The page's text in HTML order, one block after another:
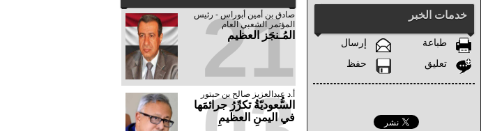
خدمات الخبر
طباعة
إرسال
تعليق
حفظ
صادق‮ ‬بن‮ ‬أمين‮ ‬أبوراس - رئيس‮
‬المؤتمر‮ ‬الشعبي‮ ‬العام
المُـنجَز العظيم
21
أ.د عبدالعزيز صالح بن حبتور
السُّعوديّةُ تكرِّرُ جرائمَها
في اليمنِ العظيمِ